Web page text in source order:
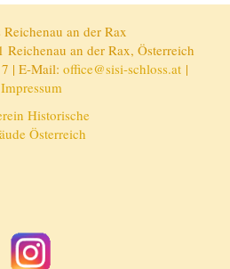
Reichenau an der Rax
an der Rax, Österreich
| E-Mail: office@sisi-schloss.at|
Impressum